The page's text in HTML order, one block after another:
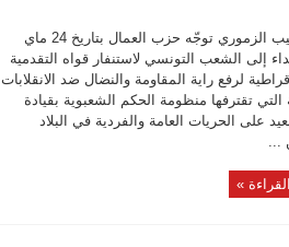
بقلم حبيب الزموري توجّه حزب العمال بتاريخ 24 ماي
بنداء إلى الشعب التونسي لاستنفار قواه التقدمية
لرفع راية المقاومة والنضال ضد الانقلابات
التي تقترفها منظومة الحكم الشعبوية بقيادة
على الحريات العامة والفردية في البلاد
...
»